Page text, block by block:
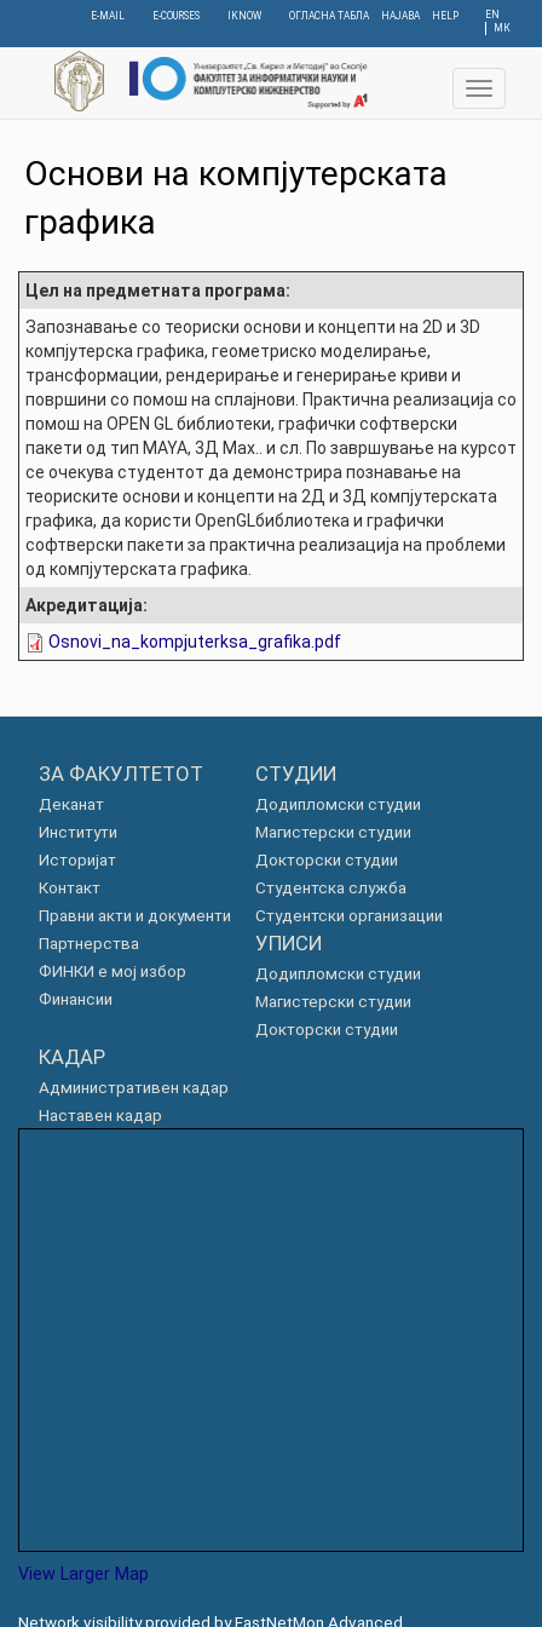
content
EN
МК
E-MAIL E-COURSES IKNOW ОГЛАСНА ТАБЛА НАЈАВА HELP
Toggle
Основи на компјутерската
графика
Цел на предметната програма:
Запознавање со теориски основи и концепти на 2D и 3D
компјутерска графика, геометриско моделирање,
трансформации, рендерирање и генерирање криви и
површини со помош на сплајнови. Практична реализација со
помош на OPEN GL библиотеки, графички софтверски
пакети од тип MAYA, 3Д Max.. и сл. По завршување на курсот
се очекува студентот да демонстрира познавање на
теориските основи и концепти на 2Д и 3Д компјутерската
графика, да користи OpenGLбиблиотека и графички
софтверски пакети за практична реализација на проблеми
од компјутерската графика.
Акредитација:
Osnovi_na_kompjuterksa_grafika.pdf
ЗА ФАКУЛТЕТОТ
Деканат
Институти
Историјат
Контакт
Правни акти и документи
Партнерства
ФИНКИ е мој избор
Финансии
СТУДИИ
Додипломски студии
Магистерски студии
Докторски студии
Студентска служба
Студентски организации
УПИСИ
Додипломски студии
Магистерски студии
Докторски студии
КАДАР
Административен кадар
Наставен кадар
View Larger Map
Network visibility provided by FastNetMon Advanced